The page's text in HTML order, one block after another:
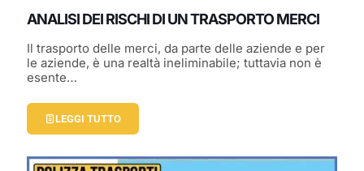
ANALISI DEI RISCHI DI UN TRASPORTO MERCI
Il trasporto delle merci, da parte delle aziende e per
le aziende, è una realtà ineliminabile; tuttavia non è
esente…
LEGGI TUTTO